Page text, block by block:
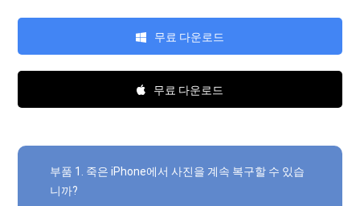
무료 다운로드
무료 다운로드
부품 1. 죽은 iPhone에서 사진을 계속 복구할 수 있습
니까?